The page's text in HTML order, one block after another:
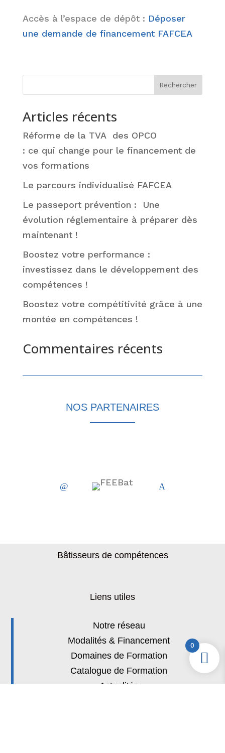
Accès à l’espace de dépôt : Déposer
une demande de financement FAFCEA
Rechercher
Articles récents
Réforme de la TVA des OPCO
: ce qui change pour le financement de
vos formations
Le parcours individualisé FAFCEA
Le passeport prévention : Une
évolution réglementaire à préparer dès
maintenant !
Boostez votre performance :
investissez dans le développement des
compétences !
Boostez votre compétitivité grâce à une
montée en compétences !
Commentaires récents
NOS PARTENAIRES
Bâtisseurs de compétences
Liens utiles
Notre réseau
Modalités & Financement
Domaines de Formation
Catalogue de Formation
Actualités
0